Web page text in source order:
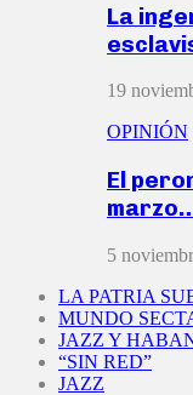
La
19
OPINIÓN
El
5
LA PATRIA
MUNDO
JAZZ Y
“SIN RED”
JAZZ